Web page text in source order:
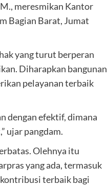
meresmikan Kantor
Bagian Barat, Jumat
yang turut berperan
Diharapkan bangunan
pelayanan terbaik
dengan efektif, dimana
ujar pangdam.
Olehnya itu
yang ada, termasuk
terbaik bagi